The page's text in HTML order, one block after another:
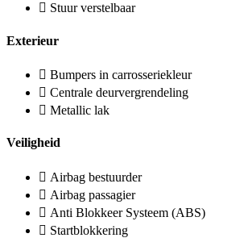
Stuur verstelbaar
Exterieur
Bumpers in carrosseriekleur
Centrale deurvergrendeling
Metallic lak
Veiligheid
Airbag bestuurder
Airbag passagier
Anti Blokkeer Systeem (ABS)
Startblokkering